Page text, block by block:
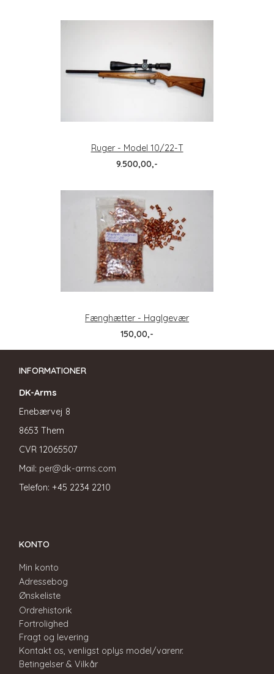
Ruger - Model 10/22-T
9.500,00,-
Fænghætter - Haglgevær
150,00,-
INFORMATIONER
DK-Arms
Enebærvej 8
8653 Them
CVR 12065507
Mail: per@dk-arms.com
Telefon: +45 2234 2210
KONTO
Min konto
Adressebog
Ønskeliste
Ordrehistorik
Fortrolighed
Fragt og levering
Kontakt os, venligst oplys model/varenr.
Betingelser & Vilkår